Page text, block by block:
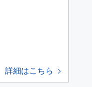
詳細はこちら